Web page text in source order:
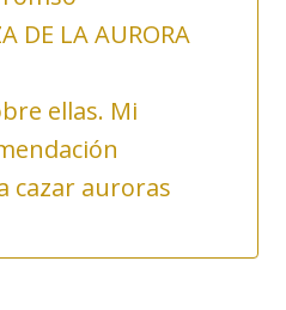
DE LA AURORA
ellas. Mi
cazar auroras